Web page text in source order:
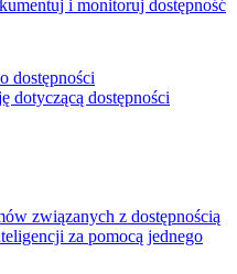
i monitoruj dostępność
dostępności
dotyczącą dostępności
związanych z dostępnością
za pomocą jednego